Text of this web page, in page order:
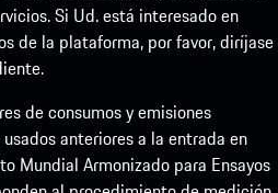
Si Ud. está interesado en
de la plataforma, por favor, diríjase
de consumos y emisiones
anteriores a la entrada en
Mundial Armonizado para Ensayos